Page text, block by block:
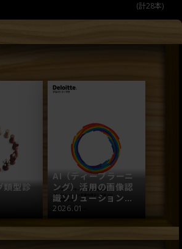
(計28本)
類型診
AI（ディープラーニ
ング）活用の画像認
識ソリューション市
場の現状と展望 2025
年度版【第8版】サマ
2026.01